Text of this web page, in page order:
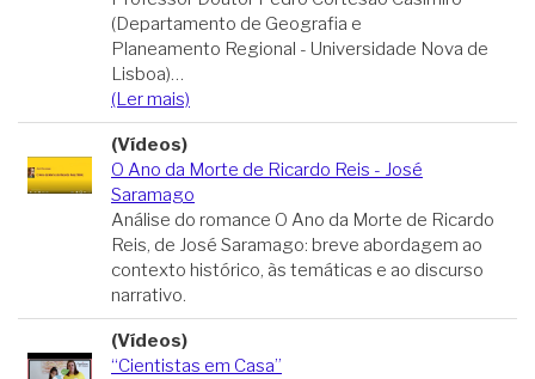
(Departamento de Geografia e
Planeamento Regional - Universidade Nova de
Lisboa)…
(Ler mais)
(Vídeos)
O Ano da Morte de Ricardo Reis - José
Saramago
Análise do romance O Ano da Morte de Ricardo
Reis, de José Saramago: breve abordagem ao
contexto histórico, às temáticas e ao discurso
narrativo.
(Vídeos)
“Cientistas em Casa”